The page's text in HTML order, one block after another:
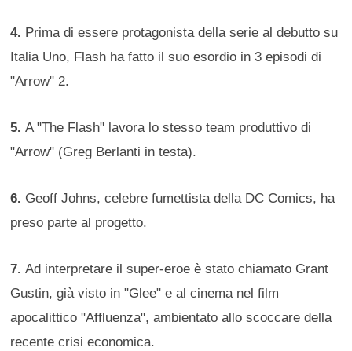
4. Prima di essere protagonista della serie al debutto su
Italia Uno, Flash ha fatto il suo esordio in 3 episodi di
"Arrow" 2.
5. A "The Flash" lavora lo stesso team produttivo di
"Arrow" (Greg Berlanti in testa).
6. Geoff Johns, celebre fumettista della DC Comics, ha
preso parte al progetto.
7. Ad interpretare il super-eroe è stato chiamato Grant
Gustin, già visto in "Glee" e al cinema nel film
apocalittico "Affluenza", ambientato allo scoccare della
recente crisi economica.